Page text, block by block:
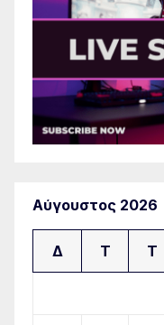
Αύγουστος 2026
Δ Τ Τ